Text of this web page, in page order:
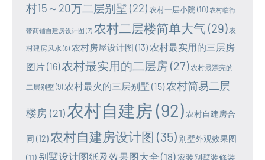
村15～20万二层别墅 (22) 农村一层小院 (10) 农村临街
带商铺自建房设计图 (7) 农村二层楼简单大气 (29) 农
村建房风水 (8) 农村房屋设计图 (13) 农村最实用的三层房
图片(16) 农村最实用的二层房 (27) 农村最漂亮的
二层别墅(9) 农村最火的三层别墅 (15)农村简易二层
楼房(21)农村自建房 (92) 农村自建房合
同 (12) 农村自建房设计图 (35) 别墅外观效果图
(11) 别墅设计图纸及效果图大全 (18)家装别墅装修装